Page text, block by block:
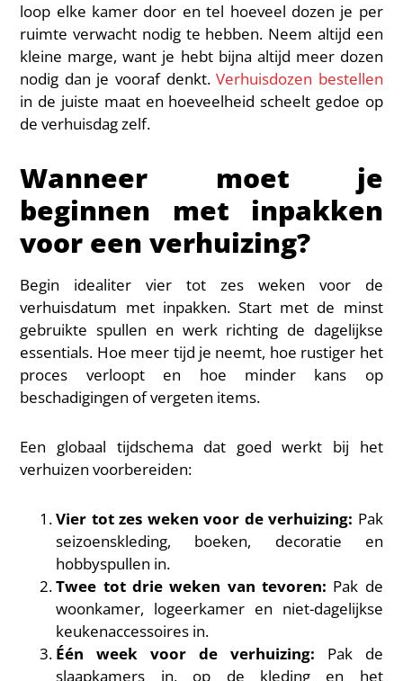
loop elke kamer door en tel hoeveel dozen je per
ruimte verwacht nodig te hebben. Neem altijd een
kleine marge, want je hebt bijna altijd meer dozen
nodig dan je vooraf denkt.Verhuisdozen bestellen
in de juiste maat en hoeveelheid scheelt gedoe op
de verhuisdag zelf.
Wanneer moet je
beginnen met inpakken
voor een verhuizing?
Begin idealiter vier tot zes weken voor de
verhuisdatum met inpakken. Start met de minst
gebruikte spullen en werk richting de dagelijkse
essentials. Hoe meer tijd je neemt, hoe rustiger het
proces verloopt en hoe minder kans op
beschadigingen of vergeten items.
Een globaal tijdschema dat goed werkt bij het
verhuizen voorbereiden:
Vier tot zes weken voor de verhuizing: Pak
seizoenskleding, boeken, decoratie en
hobbyspullen in.
Twee tot drie weken van tevoren: Pak de
woonkamer, logeerkamer en niet-dagelijkse
keukenaccessoires in.
Één week voor de verhuizing: Pak de
slaapkamers in, op de kleding en het